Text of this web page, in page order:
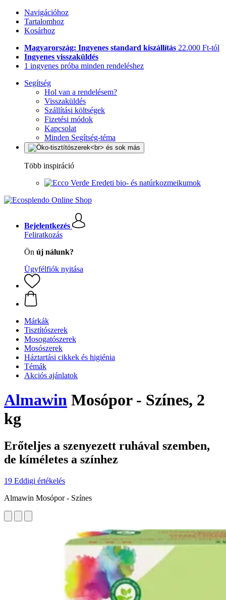
Navigációhoz
Tartalomhoz
Kosárhoz
Magyarország: Ingyenes standard kiszállítás 22.000 Ft-tól
Ingyenes visszaküldés
1 ingyenes próba minden rendeléshez
Segítség
Hol van a rendelésem?
Visszaküldés
Szállítási költségek
Fizetési módok
Kapcsolat
Minden Segítség-téma
Több inspiráció
Eredeti bio- és natúrkozmeikumok
Bejelentkezés
Feliratkozás
Ön új nálunk?
Ügyfélfiók nyitása
Márkák
Tisztítószerek
Mosogatószerek
Mosószerek
Háztartási cikkek és higiénia
Témák
Akciós ajánlatok
Almawin Mosópor - Színes, 2
kg
Erőteljes a szenyezett ruhával szemben,
de kíméletes a színhez
19 Eddigi értékelés
Almawin Mosópor - Színes